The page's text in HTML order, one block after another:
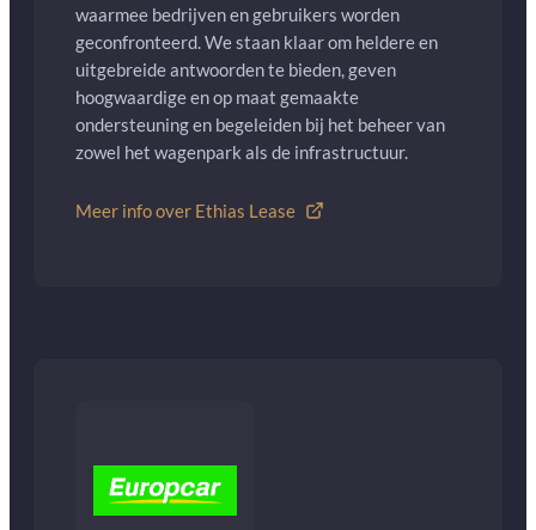
waarmee bedrijven en gebruikers worden
geconfronteerd. We staan klaar om heldere en
uitgebreide antwoorden te bieden, geven
hoogwaardige en op maat gemaakte
ondersteuning en begeleiden bij het beheer van
zowel het wagenpark als de infrastructuur.
Meer info over Ethias Lease